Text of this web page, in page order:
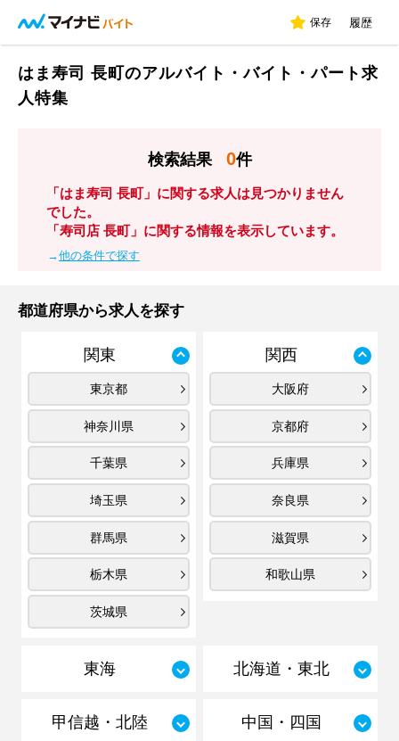
保存 履歴
はま寿司 長町のアルバイト・バイト・パート求
人特集
検索結果 0件
「はま寿司 長町」に関する求人は見つかりません
でした。
「寿司店 長町」に関する情報を表示しています。
→他の条件で探す
都道府県から求人を探す
関東
東京都
神奈川県
千葉県
埼玉県
群馬県
栃木県
茨城県
関西
大阪府
京都府
兵庫県
奈良県
滋賀県
和歌山県
東海 北海道・東北
甲信越・北陸 中国・四国